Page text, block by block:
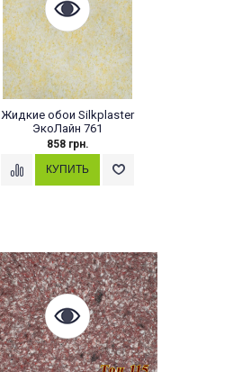
Жидкие обои Silkplaster
ЭкоЛайн 761
858 грн.